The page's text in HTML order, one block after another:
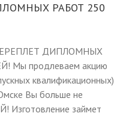
РАБОТ 250
ДИПЛОМНЫХ
Мы продлеваем акцию
квалификационных)
Вы больше не
Изготовление займет